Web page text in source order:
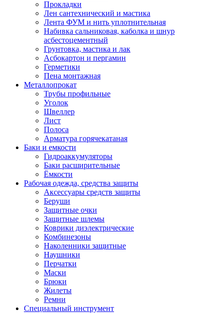
Прокладки
Лен сантехнический и мастика
Лента ФУМ и нить уплотнительная
Набивка сальниковая, каболка и шнур
асбестоцементный
Грунтовка, мастика и лак
Асбокартон и пергамин
Герметики
Пена монтажная
Металлопрокат
Трубы профильные
Уголок
Швеллер
Лист
Полоса
Арматура горячекатаная
Баки и емкости
Гидроаккумуляторы
Баки расширительные
Ёмкости
Рабочая одежда, средства защиты
Аксессуары средств защиты
Беруши
Защитные очки
Защитные шлемы
Коврики диэлектрические
Комбинезоны
Наколенники защитные
Наушники
Перчатки
Маски
Брюки
Жилеты
Ремни
Специальный инструмент